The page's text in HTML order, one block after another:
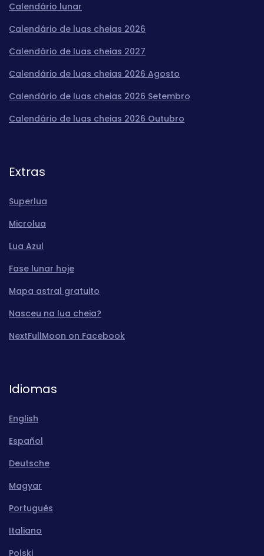
Calendário lunar
Calendário de luas cheias 2026
Calendário de luas cheias 2027
Calendário de luas cheias 2026 Agosto
Calendário de luas cheias 2026 Setembro
Calendário de luas cheias 2026 Outubro
Extras
Superlua
Microlua
Lua Azul
Fase lunar hoje
Mapa astral gratuito
Nasceu na lua cheia?
NextFullMoon on Facebook
Idiomas
English
Español
Deutsche
Magyar
Português
Italiano
Polski